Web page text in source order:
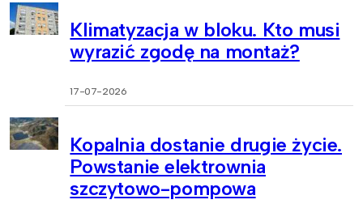
Klimatyzacja w bloku. Kto musi
wyrazić zgodę na montaż?
17-07-2026
Kopalnia dostanie drugie życie.
Powstanie elektrownia
szczytowo-pompowa